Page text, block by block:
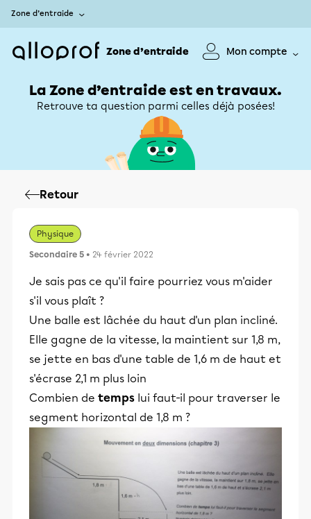
Zone d’entraide
Zone d’entraide Mon compte
La Zone d’entraide est en travaux.
Retrouve ta question parmi celles déjà posées!
Retour
Physique
Secondaire 5 • 24 février 2022
Je sais pas ce qu'il faire pourriez vous m'aider
s'il vous plaît ?
Une balle est lâchée du haut d'un plan incliné.
Elle gagne de la vitesse, la maintient sur 1,8 m,
se jette en bas d'une table de 1,6 m de haut et
s'écrase 2,1 m plus loin
Combien de temps lui faut-il pour traverser le
segment horizontal de 1,8 m ?